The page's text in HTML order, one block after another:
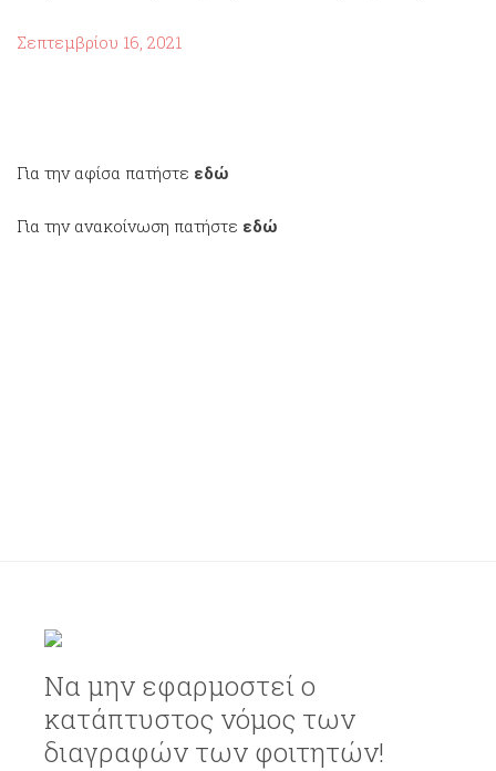
Σεπτεμβρίου 16, 2021
Για την αφίσα πατήστε εδώ
Για την ανακοίνωση πατήστε εδώ
Να μην εφαρμοστεί ο
κατάπτυστος νόμος των
διαγραφών των φοιτητών!